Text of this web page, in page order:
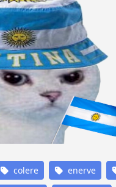
colere enerve